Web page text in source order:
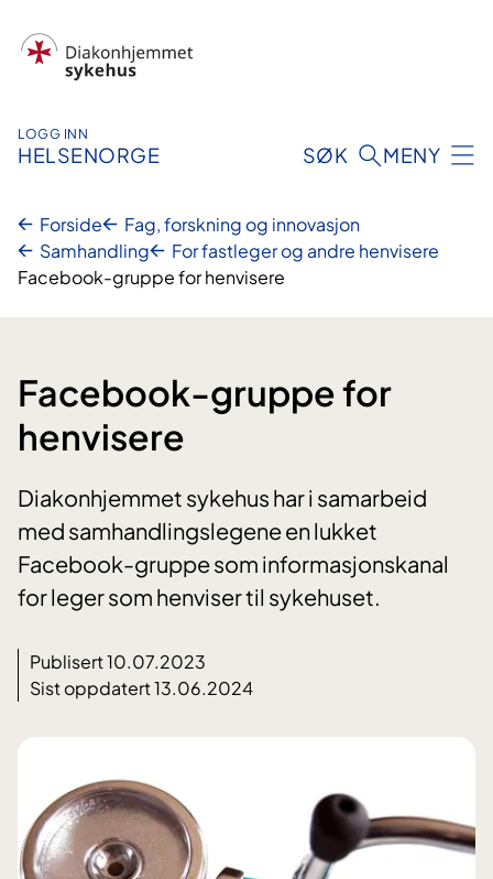
innhold
LOGG INN
HELSENORGE SØK MENY
Forside
Fag, forskning og innovasjon
Samhandling
For fastleger og andre henvisere
Facebook-gruppe for henvisere
Facebook-gruppe for
henvisere
Diakonhjemmet sykehus har i samarbeid
med samhandlingslegene en lukket
Facebook-gruppe som informasjonskanal
for leger som henviser til sykehuset.
Publisert 10.07.2023
Sist oppdatert 13.06.2024